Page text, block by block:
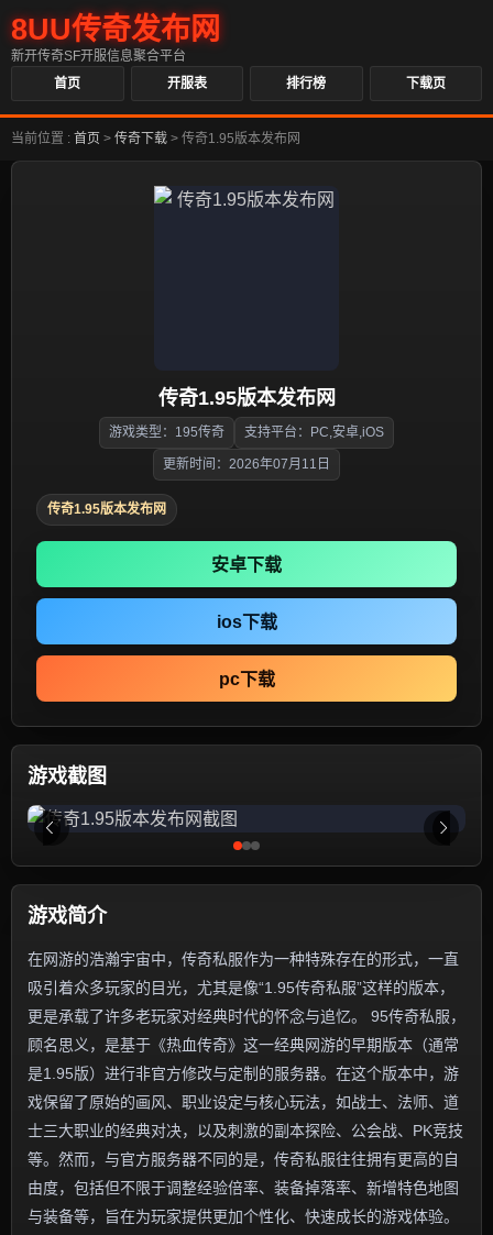
8UU传奇发布网
新开传奇SF开服信息聚合平台
首页
开服表 排行榜 下载页
当前位置 : 首页 > 传奇下载 > 传奇1.95版本发布网
传奇1.95版本发布网
游戏类型：195传奇 支持平台：PC,安卓,iOS
更新时间：2026年07月11日
传奇1.95版本发布网
安卓下载
ios下载
pc下载
游戏截图
游戏简介
在网游的浩瀚宇宙中，传奇私服作为一种特殊存在的形式，一直
吸引着众多玩家的目光，尤其是像“1.95传奇私服”这样的版本，
更是承载了许多老玩家对经典时代的怀念与追忆。 95传奇私服，
顾名思义，是基于《热血传奇》这一经典网游的早期版本（通常
是1.95版）进行非官方修改与定制的服务器。在这个版本中，游
戏保留了原始的画风、职业设定与核心玩法，如战士、法师、道
士三大职业的经典对决，以及刺激的副本探险、公会战、PK竞技
等。然而，与官方服务器不同的是，传奇私服往往拥有更高的自
由度，包括但不限于调整经验倍率、装备掉落率、新增特色地图
与装备等，旨在为玩家提供更加个性化、快速成长的游戏体验。